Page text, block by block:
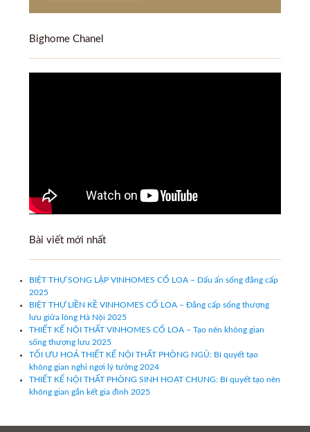
Bighome Chanel
Bài viết mới nhất
BIỆT THỰ SONG LẬP VINHOMES CỔ LOA – Dấu ấn sống đẳng cấp
2025
BIỆT THỰ LIỀN KỀ VINHOMES CỔ LOA – Đẳng cấp sống thượng
lưu giữa lòng Hà Nội 2025
THIẾT KẾ NỘI THẤT VINHOMES CỔ LOA – Tạo nên không gian
sống thượng lưu 2025
TỐI ƯU HOÁ THIẾT KẾ NỘI THẤT PHÒNG NGỦ: Bí quyết tạo
không gian nghỉ ngơi lý tưởng 2024
THIẾT KẾ NỘI THẤT PHÒNG SINH HOẠT CHUNG: Bí quyết tạo nên
không gian gắn kết gia đình 2025